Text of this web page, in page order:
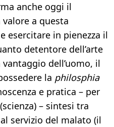
anche oggi il
a questa
esercitare in pienezza il
detentore dell’arte
dell’uomo, il
la philosphia
e pratica – per
– sintesi tra
servizio del malato (il